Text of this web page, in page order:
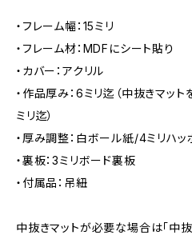
・フレーム幅：15ミリ
・フレーム材：MDFにシート貼り
・カバー：アクリル
・作品厚み：6ミリ迄（中抜きマッ
ミリ迄）
・厚み調整：白ボール紙/4ミリハッ
・裏板：3ミリボード裏板
・付属品：吊紐
中抜きマットが必要な場合は「中